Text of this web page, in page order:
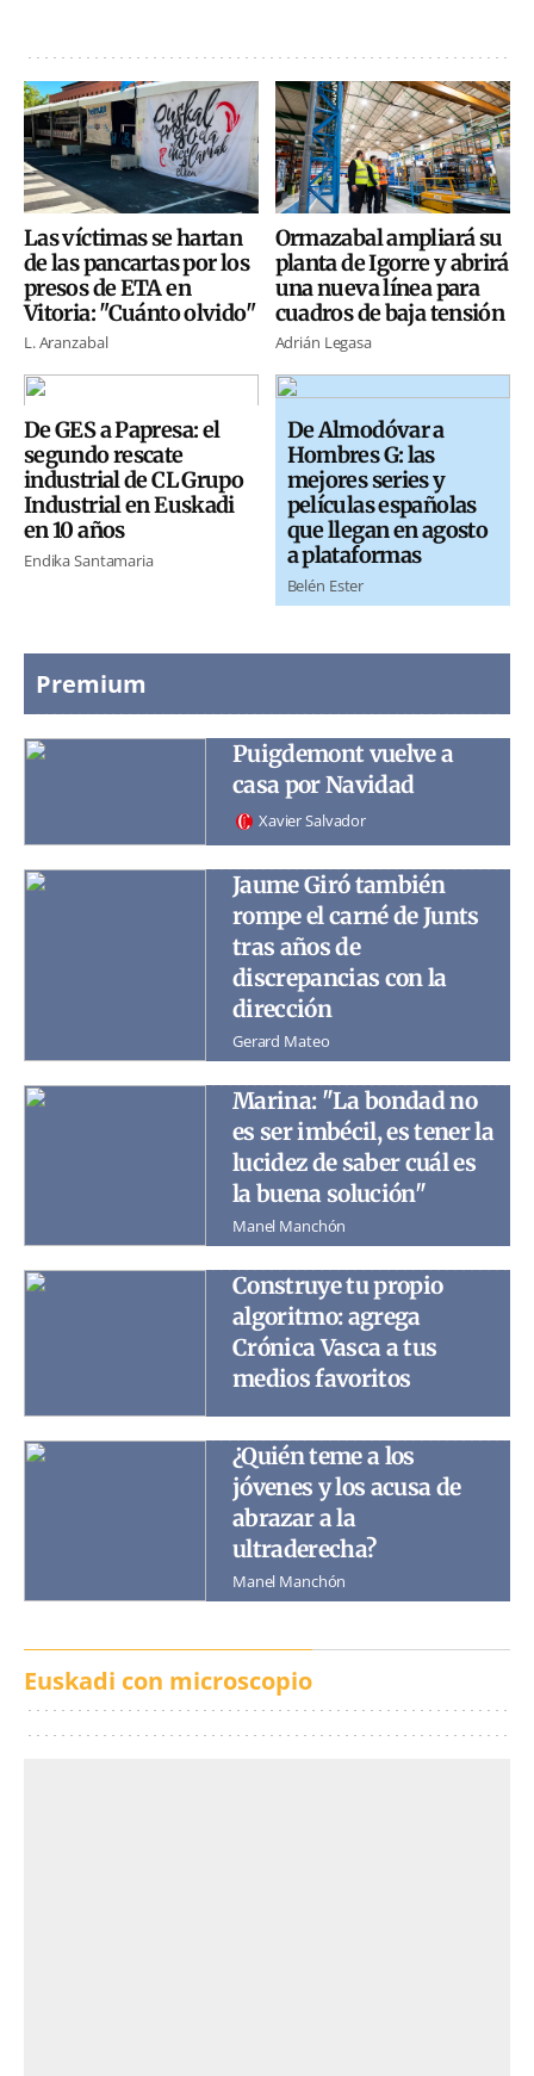
Las víctimas se hartan
de las pancartas por los
presos de ETA en
Vitoria: "Cuánto olvido"
L. Aranzabal
Ormazabal ampliará su
planta de Igorre y abrirá
una nueva línea para
cuadros de baja tensión
Adrián Legasa
De GES a Papresa: el
segundo rescate
industrial de CL Grupo
Industrial en Euskadi
en 10 años
Endika Santamaria
De Almodóvar a
Hombres G: las
mejores series y
películas españolas
que llegan en agosto
a plataformas
Belén Ester
Premium
Puigdemont vuelve a
casa por Navidad
Xavier Salvador
Jaume Giró también
rompe el carné de Junts
tras años de
discrepancias con la
dirección
Gerard Mateo
Marina: "La bondad no
es ser imbécil, es tener la
lucidez de saber cuál es
la buena solución"
Manel Manchón
Construye tu propio
algoritmo: agrega
Crónica Vasca a tus
medios favoritos
¿Quién teme a los
jóvenes y los acusa de
abrazar a la
ultraderecha?
Manel Manchón
Euskadi con microscopio